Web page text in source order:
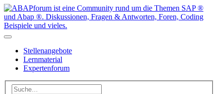
Stellenangebote
Lernmaterial
Expertenforum